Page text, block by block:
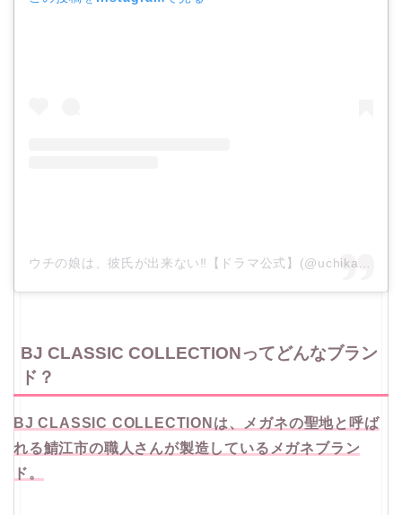
BJ CLASSIC COLLECTIONってどんなブラン
ド？
BJ CLASSIC COLLECTIONは、メガネの聖地と呼ば
れる鯖江市の職人さんが製造しているメガネブラン
ド。